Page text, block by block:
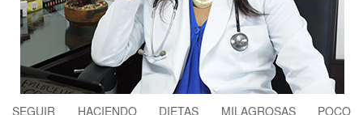
SEGUIR HACIENDO DIETAS MILAGROSAS POCO